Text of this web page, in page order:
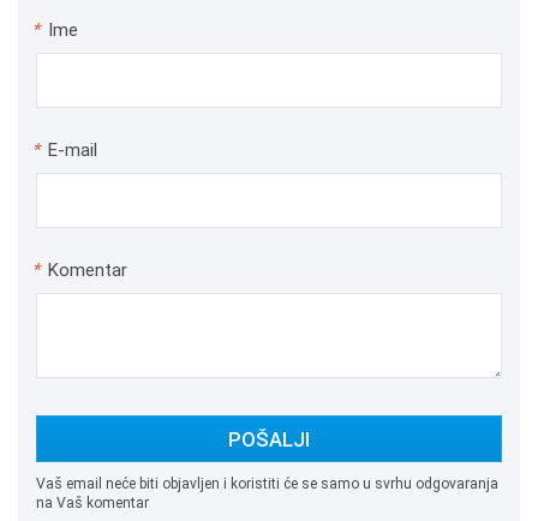
* Ime
* E-mail
* Komentar
POŠALJI
Vaš email neće biti objavljen i koristiti će se samo u svrhu odgovaranja
na Vaš komentar